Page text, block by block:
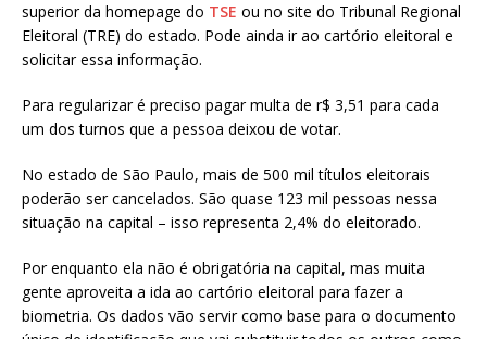
superior da homepage do TSE ou no site do Tribunal Regional
Eleitoral (TRE) do estado. Pode ainda ir ao cartório eleitoral e
solicitar essa informação.
Para regularizar é preciso pagar multa de r$ 3,51 para cada
um dos turnos que a pessoa deixou de votar.
No estado de São Paulo, mais de 500 mil títulos eleitorais
poderão ser cancelados. São quase 123 mil pessoas nessa
situação na capital – isso representa 2,4% do eleitorado.
Por enquanto ela não é obrigatória na capital, mas muita
gente aproveita a ida ao cartório eleitoral para fazer a
biometria. Os dados vão servir como base para o documento